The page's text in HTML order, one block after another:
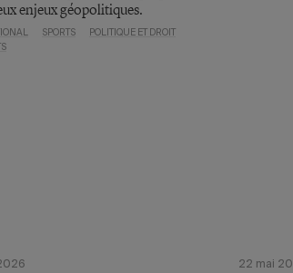
enjeux géopolitiques.
SPORTS
POLITIQUE ET DROIT
22 mai